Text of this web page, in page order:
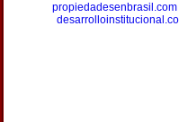
propiedadesenbrasil.com|